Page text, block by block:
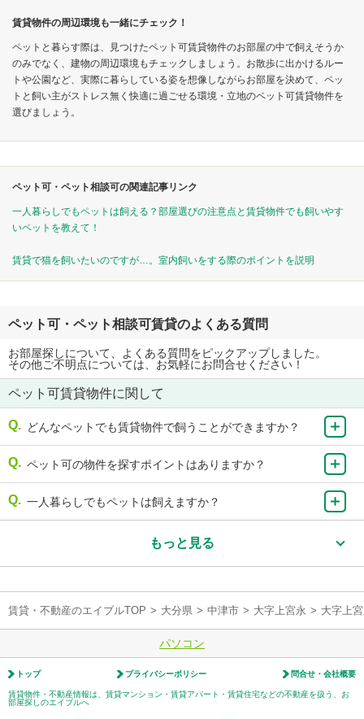
賃貸物件の周辺環境も一緒にチェック！
ペットと暮らす際は、見つけたペット可賃貸物件のお部屋の中で飼えそうか
のみでなく、建物の周辺環境もチェックしましょう。お散歩に出かけるルー
トや公園など、実際に暮らしている姿を想像しながらお部屋を決めて、ペッ
トと飼い主がストレス無く快適に過ごせる環境・立地のペット可賃貸物件を
選びましょう。
ペット可・ペット相談可の関連記事リンク
一人暮らしでもペットは飼える？部屋選びの注意点と賃貸物件でも飼いやす
いペットを教えて！
賃貸で猫を飼いたいのですが…。室内飼いをする際のポイントを説明
ペット可・ペット相談可賃貸のよくある質問
お部屋探しについて、よくある質問をピックアップしました。
その他ご不明点については、お気軽にお問合せください！
ペット可賃貸物件に関して
どんなペットでも賃貸物件で飼うことができますか？
ペット可の物件を探すポイントはありますか？
一人暮らしでもペットは飼えますか？
もっと見る
賃貸・不動産のエイブルTOP > 大分県 > 中津市 > 大字上宮永 > 大字上
パソコン
トップ プライバシーポリシー 問合せ・会社概要
賃貸物件・不動産情報は、賃貸マンション・賃貸アパート・賃貸住宅などの不動産を扱う、お
部屋探しのエイブルへ